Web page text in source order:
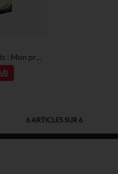
Jeu de société Unlock! Kids : Mon premier Unlock!
6 ARTICLES SUR 6